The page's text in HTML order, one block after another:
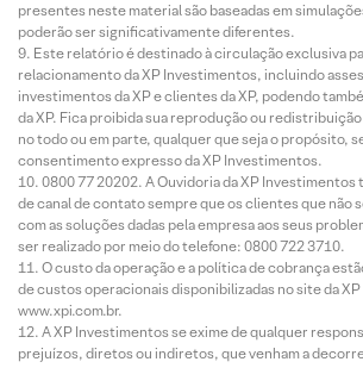
presentes neste material são baseadas em
poderão ser significativamente diferentes.
Este relatório é destinado à circulação exclusiva
relacionamento da XP Investimentos, incluindo
investimentos da XP e clientes da XP, podendo
da XP. Fica proibida sua reprodução ou
no todo ou em parte, qualquer que seja o propósito,
consentimento expresso da XP Investimentos.
0800 77 20202. A Ouvidoria da XP Investimentos
de canal de contato sempre que os clientes que não
com as soluções dadas pela empresa aos seus
ser realizado por meio do telefone: 0800 722 3710.
O custo da operação e a política de cobrança
de custos operacionais disponibilizadas no site da
www.xpi.com.br.
A XP Investimentos se exime de qualquer
prejuízos, diretos ou indiretos, que venham a